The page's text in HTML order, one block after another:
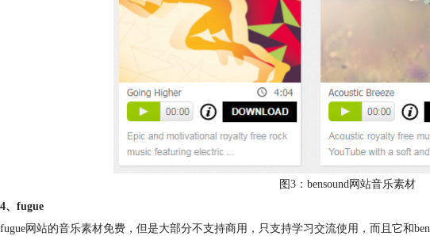
图3：bensound网站音乐素材
4、fugue
fugue网站的音乐素材免费，但是大部分不支持商用，只支持学习交流使用，而且它和